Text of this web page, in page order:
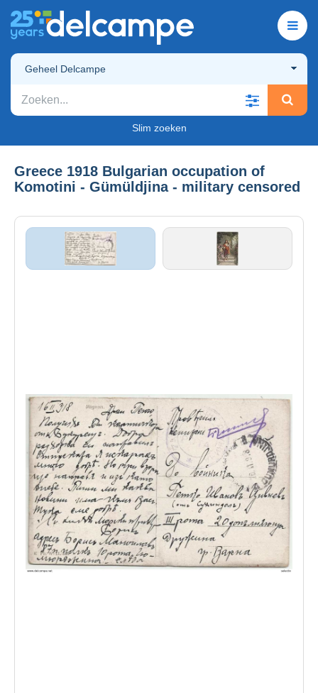
Geheel Delcampe
Slim zoeken
Greece 1918 Bulgarian occupation of
Komotini - Gümüldjina - military censored